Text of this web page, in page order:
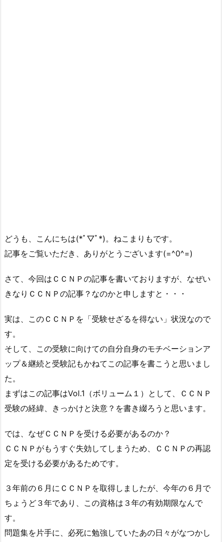
どうも、こんにちは(*ﾟ▽ﾟ*)。ねこまりもです。
記事をご覧いただき、ありがとうございます(=^0^=)
さて、今回はＣＣＮＰの記事を書いておりますが、なぜい
きなりＣＣＮＰの記事？なのかと申しますと・・・
実は、このＣＣＮＰを「受験せざるを得ない」状況なので
す。
そして、この受験に向けての自分自身のモチベーションア
ップ＆継続と受験記もかねてこの記事を書こうと思いまし
た。
まずはこの記事はVol.1（ボリューム１）として、ＣＣＮＰ
受験の経緯、きっかけと決意？を書き綴ろうと思います。
では、なぜＣＣＮＰを受ける必要があるのか？
ＣＣＮＰがもうすぐ失効してしまうため、ＣＣＮＰの再認
定を受ける必要があるためです。
３年前の６月にＣＣＮＰを取得しましたが、今年の６月で
ちょうど３年であり、この資格は３年の有効期限なんで
す。
問題集を片手に、必死に勉強していたあの日々がなつかし